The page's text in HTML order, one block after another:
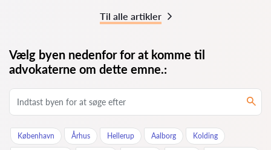
Til alle artikler
Vælg byen nedenfor for at komme til
advokaterne om dette emne.:
København Århus Hellerup Aalborg Kolding